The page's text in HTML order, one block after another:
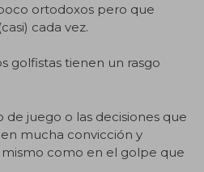
ortodoxos pero que
cada vez.
golfistas tienen un rasgo
de juego o las decisiones que
mucha convicción y
como en el golpe que